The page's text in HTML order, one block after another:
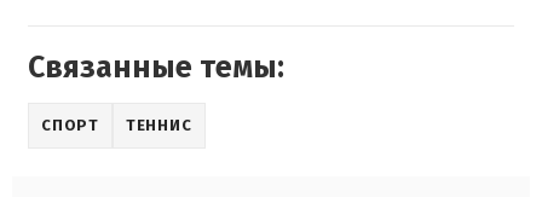
Связанные темы:
СПОРТ ТЕННИС